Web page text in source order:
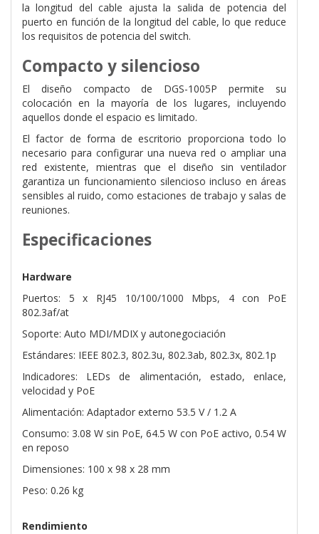
la longitud del cable ajusta la salida de potencia del
puerto en función de la longitud del cable, lo que reduce
los requisitos de potencia del switch.
Compacto y silencioso
El diseño compacto de DGS-1005P permite su
colocación en la mayoría de los lugares, incluyendo
aquellos donde el espacio es limitado.
El factor de forma de escritorio proporciona todo lo
necesario para configurar una nueva red o ampliar una
red existente, mientras que el diseño sin ventilador
garantiza un funcionamiento silencioso incluso en áreas
sensibles al ruido, como estaciones de trabajo y salas de
reuniones.
Especificaciones
Hardware
Puertos: 5 x RJ45 10/100/1000 Mbps, 4 con PoE
802.3af/at
Soporte: Auto MDI/MDIX y autonegociación
Estándares: IEEE 802.3, 802.3u, 802.3ab, 802.3x, 802.1p
Indicadores: LEDs de alimentación, estado, enlace,
velocidad y PoE
Alimentación: Adaptador externo 53.5 V / 1.2 A
Consumo: 3.08 W sin PoE, 64.5 W con PoE activo, 0.54 W
en reposo
Dimensiones: 100 x 98 x 28 mm
Peso: 0.26 kg
Rendimiento